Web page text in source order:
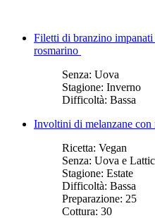
Filetti di branzino
rosmarino
Senza: Uova
Stagione: Inverno
Difficoltà: Bassa
Involtini di melanzane
Ricetta: Vegan
Senza: Uova e
Stagione: Estate
Difficoltà: Bassa
Preparazione: 25
Cottura: 30